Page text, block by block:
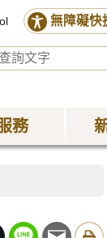
無障礙快
務